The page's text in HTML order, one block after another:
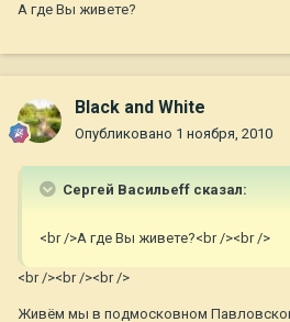
А где Вы живете?
Black and White
Опубликовано 1 ноября, 2010
Сергей Васильеff сказал:
<br />А где Вы живете?<br /><br />
<br /><br /><br />
Живём мы в подмосковном